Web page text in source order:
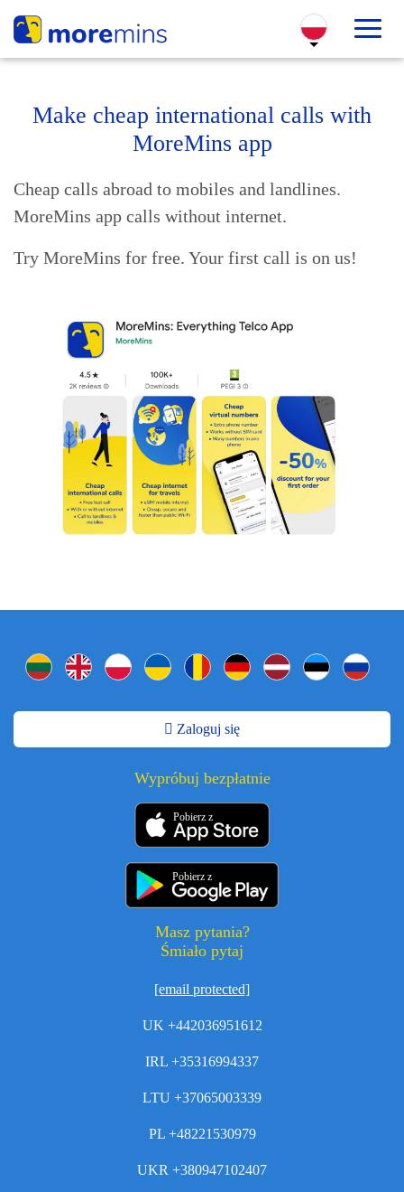
Make cheap international calls with
MoreMins app
Cheap calls abroad to mobiles and landlines.
MoreMins app calls without internet.
Try MoreMins for free. Your first call is on us!
Zaloguj się
Wypróbuj bezpłatnie
Pobierz z
Pobierz z
Masz pytania?
Śmiało pytaj
[email protected]
UK +442036951612
IRL +35316994337
LTU +37065003339
PL +48221530979
UKR +380947102407